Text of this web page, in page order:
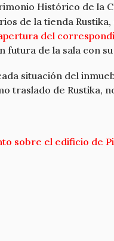
Histórico de la
de la tienda
del
futura de la sala con
situación del
traslado de Rustika,
sobre el edificio de